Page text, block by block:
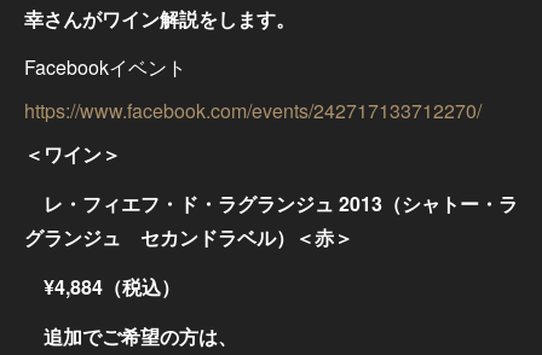
幸さんがワイン解説をします。
Facebookイベント
https://www.facebook.com/events/242717133712270/
＜ワイン＞
レ・フィエフ・ド・ラグランジュ 2013（シャトー・ラ
グランジュ セカンドラベル）＜赤＞
¥4,884（税込）
追加でご希望の方は、